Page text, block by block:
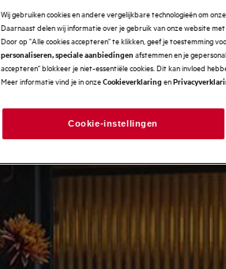
Wij gebruiken cookies en andere vergelijkbare technologieën om
Daarnaast delen wij informatie over je gebruik van onze website
Door op "Alle cookies accepteren" te klikken, geef je toestemming
personaliseren, speciale aanbiedingen afstemmen en je
accepteren" blokkeer je niet-essentiële cookies. Dit kan invloed
Meer informatie vind je in onzeCookieverklaring en
Cookie-instellingen